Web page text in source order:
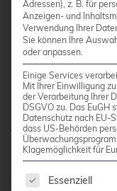
Proxmox®
Optionen für
Produktive
häufigere
Jobssorgen für
Risiko
Backup-
die Zyklen bei
Adressen), z. B. für
Anzeigen- und
Verwendung Ihrer
Sie können Ihre
oder anpassen.
Einige Services
Mit Ihrer Einwilligung
der Verarbeitung Ihrer
DSGVO zu. Das
Datenschutz nach EU-
dass US-Behörden
Klagemöglichkeit für
Es folgt eine
Essenziell